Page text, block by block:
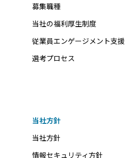
募集職種
当社の福利厚生制度
従業員エンゲージメント支援
選考プロセス
当社方針
当社方針
情報セキュリティ方針